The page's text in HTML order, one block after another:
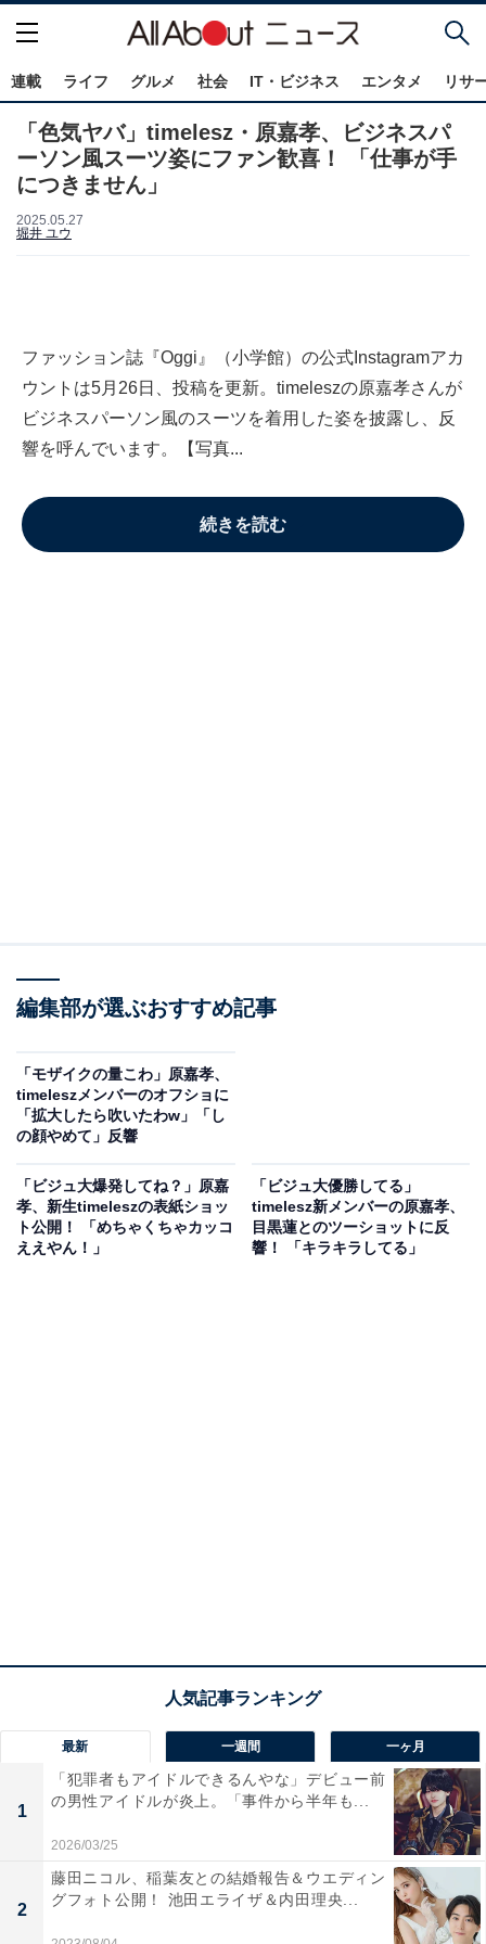
連載 ライフ グルメ 社会 IT・ビジネス エンタメ リサ
「色気ヤバ」timelesz・原嘉孝、ビジネスパ
ーソン風スーツ姿にファン歓喜！ 「仕事が手
につきません」
2025.05.27
堀井 ユウ
ファッション誌『Oggi』（小学館）の公式Instagramアカ
ウントは5月26日、投稿を更新。timeleszの原嘉孝さんが
ビジネスパーソン風のスーツを着用した姿を披露し、反
響を呼んでいます。【写真...
続きを読む
編集部が選ぶおすすめ記事
「モザイクの量こわ」原嘉孝、
timeleszメンバーのオフショに
「拡大したら吹いたわw」「し
の顔やめて」反響
「ビジュ大爆発してね？」原嘉
孝、新生timeleszの表紙ショッ
ト公開！ 「めちゃくちゃカッコ
ええやん！」
「ビジュ大優勝してる」
timelesz新メンバーの原嘉孝、
目黒蓮とのツーショットに反
響！ 「キラキラしてる」
最新 一週間 一ヶ月
1
「犯罪者もアイドルできるんやな」デビュー前
の男性アイドルが炎上。「事件から半年も...
2026/03/25
2
藤田ニコル、稲葉友との結婚報告＆ウエディン
グフォト公開！ 池田エライザ＆内田理央...